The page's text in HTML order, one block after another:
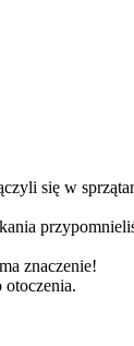
się w
znaczenie!
otoczenia.